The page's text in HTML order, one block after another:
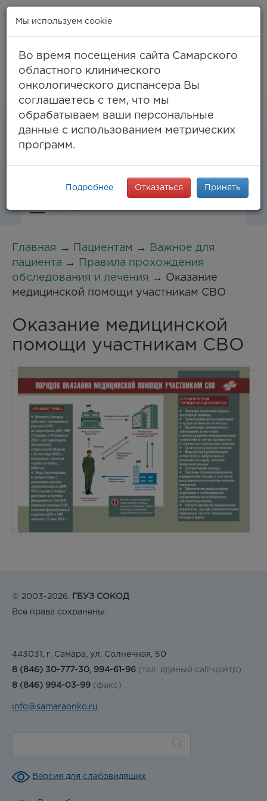
Самара, ул. Солнечная, 50
(тел. единый call-центр),
994-03-99факс
info@samaraonko.ru
Главная → Пациентам →
Важное для
пациента →
Правила прохождения
обследования и лечения
→ Оказание
медицинской помощи участникам СВО
Оказание медицинской
помощи участникам СВО
Мы используем cookie
Во время посещения сайта Самарского
областного клинического
онкологического диспансера Вы
соглашаетесь с тем, что мы
обрабатываем ваши персональные
данные с использованием метрических
программ.
Подробнее Отказаться Принять
© 2003-2026. ГБУЗ СОКОД
Все права сохранены.
443031, г. Самара, ул. Солнечная, 50
8 (846) 30-777-30, 994-61-96 (тел. единый call-центр)
8 (846) 994-03-99 (факс)
info@samaraonko.ru
Версия для слабовидящих